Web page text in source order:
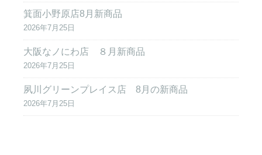
箕面小野原店8月新商品
2026年7月25日
大阪なノにわ店 ８月新商品
2026年7月25日
夙川グリーンプレイス店 8月の新商品
2026年7月25日